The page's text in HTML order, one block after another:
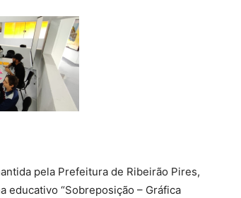
pela Prefeitura de Ribeirão Pires,
educativo “Sobreposição – Gráfica